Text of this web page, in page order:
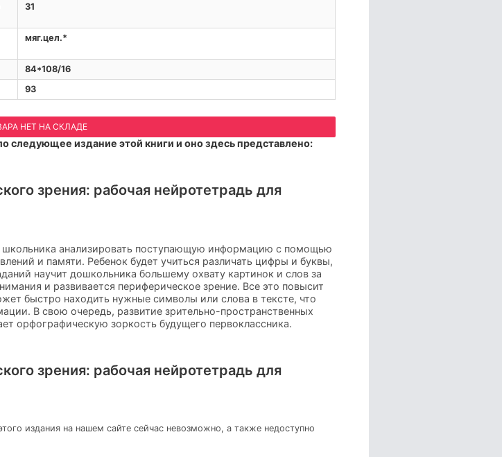
31
мяг.цел.*
84*108/16
93
НЕТ НА СКЛАДЕ
издание этой книги и оно здесь представлено:
зрения: рабочая нейротетрадь для
школьника анализировать поступающую информацию с помощью
и памяти. Ребенок будет учиться различать цифры и буквы,
научит дошкольника большему охвату картинок и слов за
и развивается периферическое зрение. Все это повысит
быстро находить нужные символы или слова в тексте, что
В свою очередь, развитие зрительно-пространственных
орфографическую зоркость будущего первоклассника.
зрения: рабочая нейротетрадь для
издания на нашем сайте сейчас невозможно, а также недоступно